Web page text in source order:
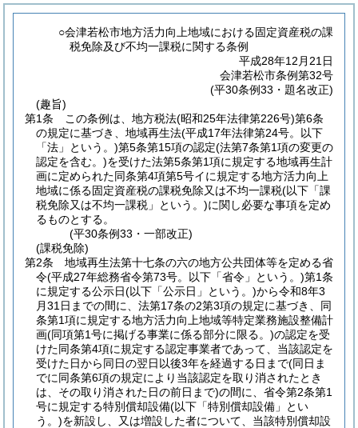
○会津若松市地方活力向上地域における固定資産税の課
税免除及び不均一課税に関する条例
平成28年12月21日
会津若松市条例第32号
(平30条例33・題名改正)
(趣旨)
第1条
この条例は、地方税法(昭和25年法律第226号)第6条
の規定に基づき、地域再生法(平成17年法律第24号。以下
「法」という。)第5条第15項の認定(法第7条第1項の変更の
認定を含む。)を受けた法第5条第1項に規定する地域再生計
画に定められた同条第4項第5号イに規定する地方活力向上
地域に係る固定資産税の課税免除又は不均一課税(以下「課
税免除又は不均一課税」という。)に関し必要な事項を定め
るものとする。
(平30条例33・一部改正)
(課税免除)
第2条
地域再生法第十七条の六の地方公共団体等を定める省
令(平成27年総務省令第73号。以下「省令」という。)第1条
に規定する公示日(以下「公示日」という。)から令和8年3
月31日までの間に、法第17条の2第3項の規定に基づき、同
条第1項に規定する地方活力向上地域等特定業務施設整備計
画(同項第1号に掲げる事業に係る部分に限る。)の認定を受
けた同条第4項に規定する認定事業者であって、当該認定を
受けた日から同日の翌日以後3年を経過する日まで(同日ま
でに同条第6項の規定により当該認定を取り消されたとき
は、その取り消された日の前日まで)の間に、省令第2条第1
号に規定する特別償却設備(以下「特別償却設備」とい
う。)を新設し、又は増設した者について、当該特別償却設